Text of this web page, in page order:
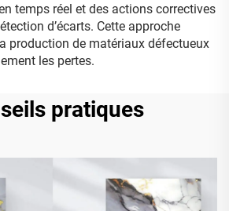
temps réel et des actions correctives
d’écarts. Cette approche
production de matériaux défectueux
les pertes.
pratiques